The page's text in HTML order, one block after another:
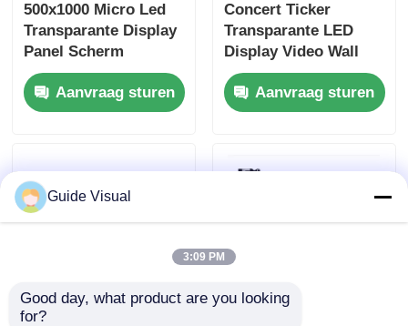
500x1000 Micro Led
Transparante Display
Panel Scherm
Verhuur
Snelvergrendeling Op
Maat
Aanvraag sturen
Concert Ticker
Transparante LED
Display Video Wall
Billboards Verhuur
Aanvraag sturen
Guide Visual
3:09 PM
Good day, what product are you looking
for?